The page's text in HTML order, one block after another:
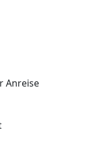
Anreise